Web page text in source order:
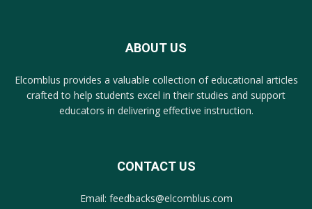
ABOUT US
Elcomblus provides a valuable collection of educational articles
crafted to help students excel in their studies and support
educators in delivering effective instruction.
CONTACT US
Email: feedbacks@elcomblus.com